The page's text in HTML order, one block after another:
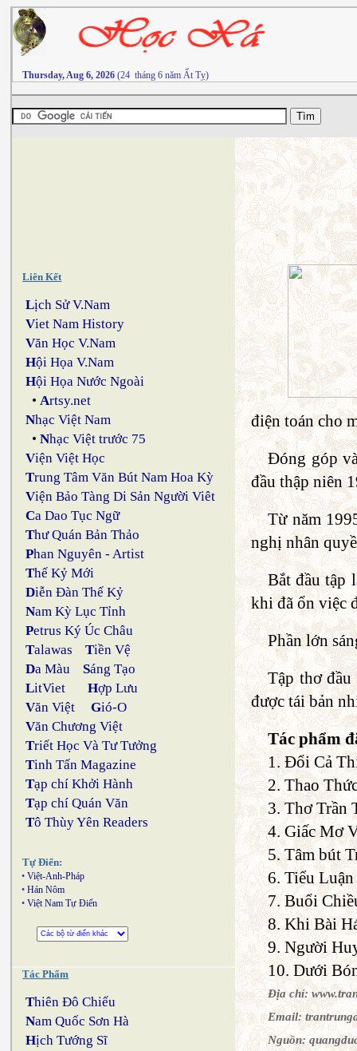
Thursday, Aug 6, 2026 (24 tháng 6 năm Ất Tỵ)
Liên Kết
Lịch Sử V.Nam
Viet Nam History
Văn Học V.Nam
Hội Họa V.Nam
Hội Họa Nước Ngoài
•Artsy.net
Nhạc Việt Nam
•Nhạc Việt trước 75
Viện Việt Học
Trung Tâm Văn Bút Nam Hoa Kỳ
Viện Bảo Tàng Di Sản Người Viêt
Ca Dao Tục Ngữ
Thư Quán Bản Thảo
Phan Nguyên - Artist
Thế Kỷ Mới
Diễn Đàn Thế Kỷ
Nam Kỳ Lục Tỉnh
Petrus Ký Úc Châu
Talawas Tiền Vệ
Da Màu Sáng Tạo
LitViet Hợp Lưu
Văn Việt Gió-O
Văn Chương Việt
Triết Học Và Tư Tưởng
Tinh Tấn Magazine
Tạp chí Khởi Hành
Tạp chí Quán Văn
Tô Thùy Yên Readers
Tự Điển:
• Việt-Anh-Pháp
• Hán Nôm
• Việt Nam Tự Điển
Tác Phẩm
Thiên Đô Chiếu
Nam Quốc Sơn Hà
Hịch Tướng Sĩ
điện toán cho
Đóng góp
đầu thập niên
Từ năm
nghị nhân
Bắt đầu tập
khi đã ổn việc
Phần lớn
Tập thơ
được tái bản
Tác phẩm
1. Đổi Cả
2. Thao
3. Thơ Trần
4. Giấc Mơ
5. Tâm bút
6. Tiểu
7. Buổi
8. Khi Bài
9. Người
10. Dưới
Địa chỉ:
Email:
Nguồn: